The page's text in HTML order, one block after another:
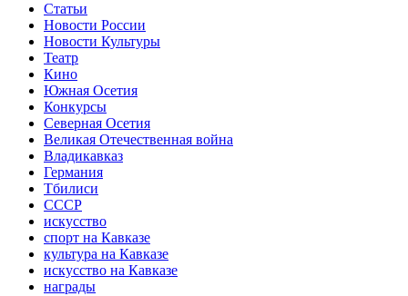
Статьи
Новости России
Новости Культуры
Театр
Кино
Южная Осетия
Конкурсы
Северная Осетия
Великая Отечественная война
Владикавказ
Германия
Тбилиси
СССР
искусство
спорт на Кавказе
культура на Кавказе
искусство на Кавказе
награды